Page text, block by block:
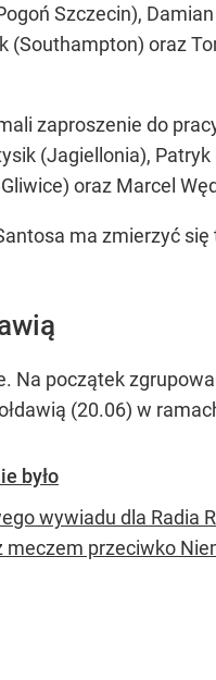
Szczecin),
(Southampton) oraz
zaproszenie do
(Jagiellonia),
oraz Marcel
ma zmierzyć
Na początek
(20.06) w
było
wywiadu dla Radia
przeciwko